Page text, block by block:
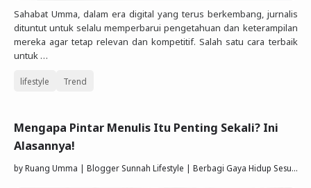
Sahabat Umma, dalam era digital yang terus berkembang, jurnalis
dituntut untuk selalu memperbarui pengetahuan dan keterampilan
mereka agar tetap relevan dan kompetitif. Salah satu cara terbaik
untuk …
lifestyle Trend
Mengapa Pintar Menulis Itu Penting Sekali? Ini
Alasannya!
byRuang Umma | Blogger Sunnah Lifestyle | Berbagi Gaya Hidup Sesuai Quran Sunnah